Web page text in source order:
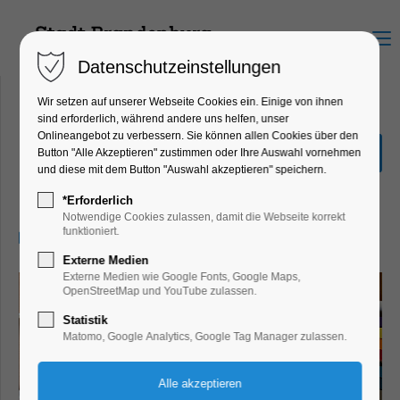
Menu
Tape Art!
Ferienkalender, Kinder, Jugend,
Workshop
07.08.2025, 14:00–16:00
Datenschutzeinstellungen
Wir setzen auf unserer Webseite Cookies ein. Einige von ihnen
sind erforderlich, während andere uns helfen, unser
Onlineangebot zu verbessern. Sie können allen Cookies über den
Button "Alle Akzeptieren" zustimmen oder Ihre Auswahl vornehmen
und diese mit dem Button "Auswahl akzeptieren" speichern.
*Erforderlich
Notwendige Cookies zulassen, damit die Webseite korrekt
funktioniert.
Externe Medien
Externe Medien wie Google Fonts, Google Maps,
OpenStreetMap und YouTube zulassen.
Statistik
Matomo, Google Analytics, Google Tag Manager zulassen.